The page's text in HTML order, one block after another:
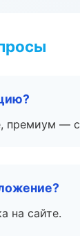
премиум —
на сайте.